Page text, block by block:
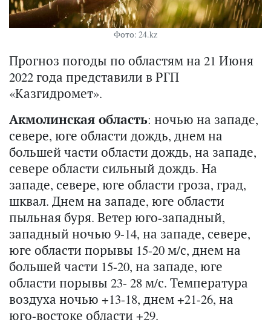
Фото: 24.kz
Прогноз погоды по областям на 21 Июня
2022 года представили в РГП
«Казгидромет».
Акмолинская область: ночью на западе,
севере, юге области дождь, днем на
большей части области дождь, на западе,
севере области сильный дождь. На
западе, севере, юге области гроза, град,
шквал. Днем на западе, юге области
пыльная буря. Ветер юго-западный,
западный ночью 9-14, на западе, севере,
юге области порывы 15-20 м/с, днем на
большей части 15-20, на западе, юге
области порывы 23- 28 м/с. Температура
воздуха ночью +13-18, днем +21-26, на
юго-востоке области +29.